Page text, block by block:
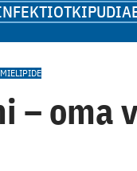
KIPU
MIELIPIDE
– oma